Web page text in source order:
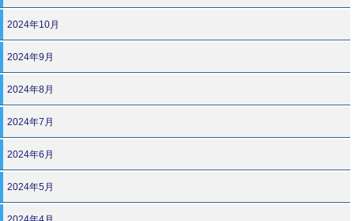
2024年10月
2024年9月
2024年8月
2024年7月
2024年6月
2024年5月